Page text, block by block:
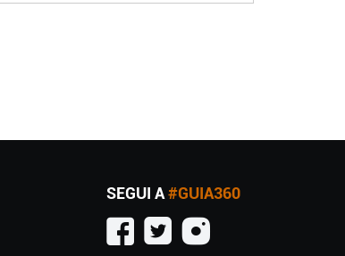
SEGUI A#GUIA360